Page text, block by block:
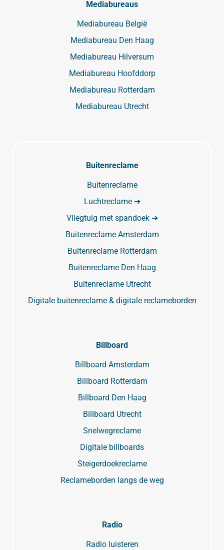
Mediabureaus
Mediabureau België
Mediabureau Den Haag
Mediabureau Hilversum
Mediabureau Hoofddorp
Mediabureau Rotterdam
Mediabureau Utrecht
Buitenreclame
Buitenreclame
Luchtreclame ➔
Vliegtuig met spandoek ➔
Buitenreclame Amsterdam
Buitenreclame Rotterdam
Buitenreclame Den Haag
Buitenreclame Utrecht
Digitale buitenreclame & digitale reclameborden
Billboard
Billboard Amsterdam
Billboard Rotterdam
Billboard Den Haag
Billboard Utrecht
Snelwegreclame
Digitale billboards
Steigerdoekreclame
Reclameborden langs de weg
Radio
Radio luisteren